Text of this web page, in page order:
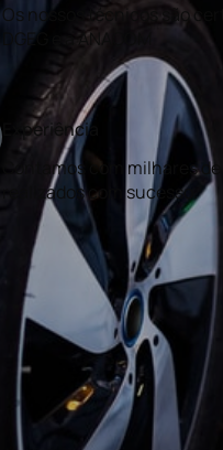
Os nossos técnicos são
DGEG e a ANACOM
Experiência
Contamos com milhares
realizados com sucesso.